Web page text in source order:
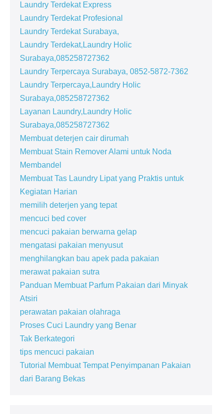
Laundry Terdekat Express
Laundry Terdekat Profesional
Laundry Terdekat Surabaya,
Laundry Terdekat,Laundry Holic
Surabaya,085258727362
Laundry Terpercaya Surabaya, 0852-5872-7362
Laundry Terpercaya,Laundry Holic
Surabaya,085258727362
Layanan Laundry,Laundry Holic
Surabaya,085258727362
Membuat deterjen cair dirumah
Membuat Stain Remover Alami untuk Noda
Membandel
Membuat Tas Laundry Lipat yang Praktis untuk
Kegiatan Harian
memilih deterjen yang tepat
mencuci bed cover
mencuci pakaian berwarna gelap
mengatasi pakaian menyusut
menghilangkan bau apek pada pakaian
merawat pakaian sutra
Panduan Membuat Parfum Pakaian dari Minyak
Atsiri
perawatan pakaian olahraga
Proses Cuci Laundry yang Benar
Tak Berkategori
tips mencuci pakaian
Tutorial Membuat Tempat Penyimpanan Pakaian
dari Barang Bekas